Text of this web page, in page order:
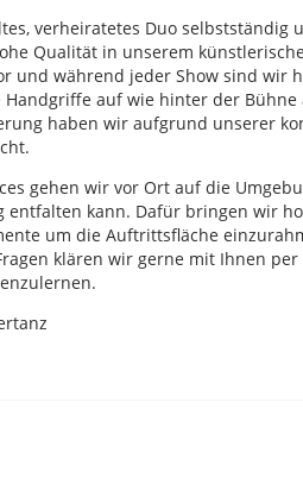
verheiratetes Duo selbstständig
Qualität in unserem
und während jeder Show sind
auf wie hinter der Bühne
haben wir aufgrund unserer
gehen wir vor Ort auf die
entfalten kann. Dafür bringen wir
um die Auftrittsfläche
klären wir gerne mit Ihnen